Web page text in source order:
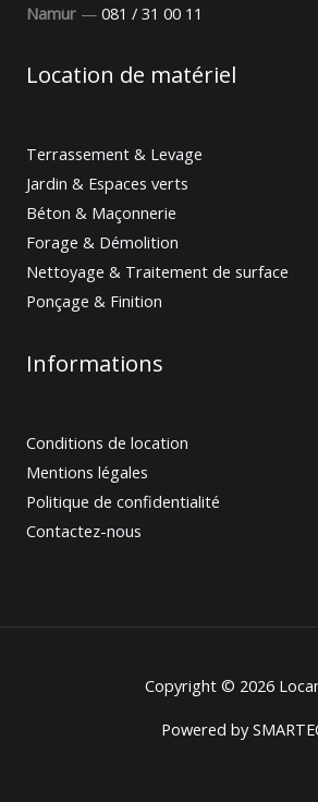
Namur — 081 / 31 00 11
Location de matériel
Terrassement & Levage
Jardin & Espaces verts
Béton & Maçonnerie
Forage & Démolition
Nettoyage & Traitement de surface
Ponçage & Finition
Informations
Conditions de location
Mentions légales
Politique de confidentialité
Contactez-nous
Copyright © 2026
Powered by